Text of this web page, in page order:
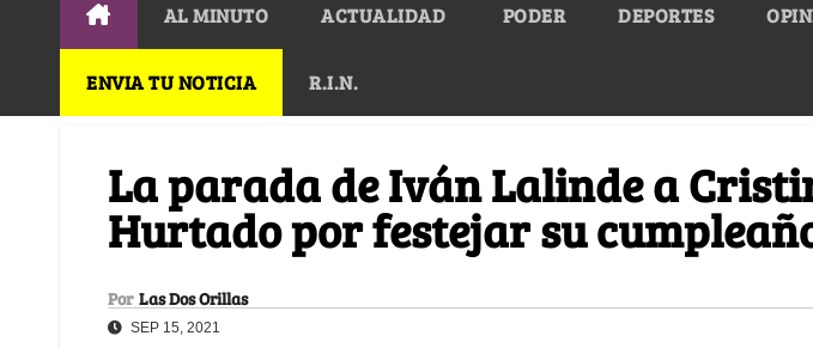
AL MINUTO ACTUALIDAD PODER DEPORTES
ENVIA TU NOTICIA R.I.N.
La parada de Iván Lalinde a
Hurtado por festejar su
Por Las Dos Orillas
SEP 15, 2021